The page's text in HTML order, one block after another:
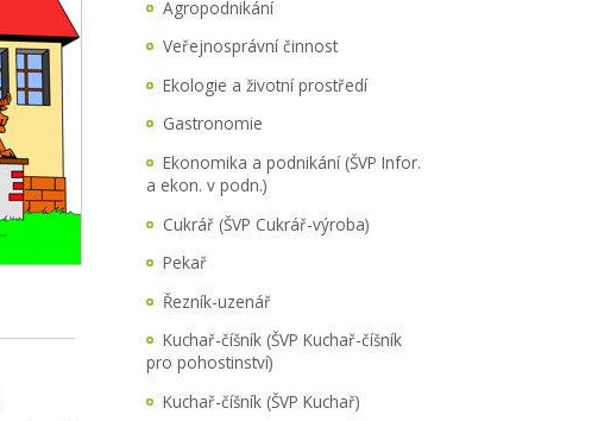
Agropodnikání
Veřejnosprávní činnost
Ekologie a životní prostředí
Gastronomie
Ekonomika a podnikání (ŠVP Infor.
a ekon. v podn.)
Cukrář (ŠVP Cukrář-výroba)
Pekař
Řezník-uzenář
Kuchař-číšník (ŠVP Kuchař-číšník
pro pohostinství)
Kuchař-číšník (ŠVP Kuchař)